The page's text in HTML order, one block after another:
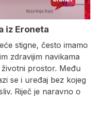
iz Eroneta
stigne, često imamo
zdravijim navikama
prostor. Među
se i uređaj bez kojeg
Riječ je naravno o